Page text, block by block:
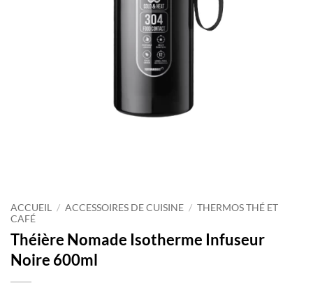
ACCUEIL / ACCESSOIRES DE CUISINE / THERMOS THÉ ET
CAFÉ
Théière Nomade Isotherme Infuseur
Noire 600ml